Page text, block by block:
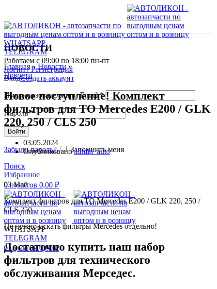
WHATSAPP
TELEGRAM
Работаем с 09:00 по 18:00 пн-пт
Логин / Регистрация
ВходСоздать аккаунт
Имя пользователя или Email*
Пароль*
Войти
Забыли пароль?
Запомнить меня
Поиск
Избранное
0пунктов 0,00 ₽
WHATSAPP
TELEGRAM
0пунктов 0,00₽
НОВОСТИ
Главная»Новости»
Новости
Новое поступление! Комплект
фильтров для ТО Mercedes E200 / GLK
220, 250 / CLS 250
03.05.2024
Опубликованоadmin_auto
03Май
Комплект фильтров для ТО Mercedes E200 / GLK 220, 250 /
CLS 250
Не нужно искать фильтры Mercedes отдельно!
Достаточно купить наш набор
фильтров для технического
обслуживания Мерседес.